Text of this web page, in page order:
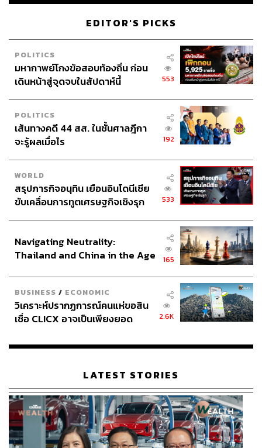
EDITOR'S PICKS
POLITICS
มหากาพย์โกงข้อสอบท้องถิ่น ก่อน
เดินหน้าสู่จุดจบในสัปดาห์นี้
553
POLITICS
เส้นทางคดี 44 สส. ในชั้นศาลฎีกา
จะรู้ผลเมื่อไร
192
WORLD
สรุปภารกิจอนุทิน เยือนอินโดนีเซีย
ขับเคลื่อนการทูตเศรษฐกิจเชิงรุก
533
Navigating Neutrality:
Thailand and China in the Age
165
BUSINESS / ECONOMIC
วิเคราะห์ปรากฏการณ์คนแห่ขอสิน
เชื่อ CLICX อาจเป็นเพียงยอด
เรือนไทยที่ถูกซุกไว้
2.6K
LATEST STORIES